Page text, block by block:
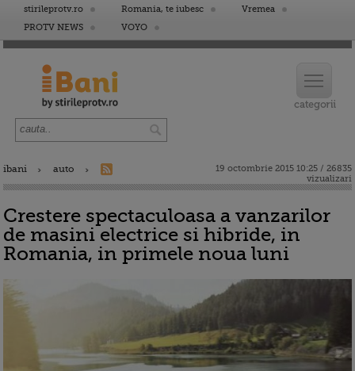
stirileprotv.ro Romania, te iubesc
Vremea
PROTV NEWS
VOYO
ibani auto
19 octombrie 2015 10:25 / 26835
vizualizari
Crestere spectaculoasa a vanzarilor
de masini electrice si hibride, in
Romania, in primele noua luni